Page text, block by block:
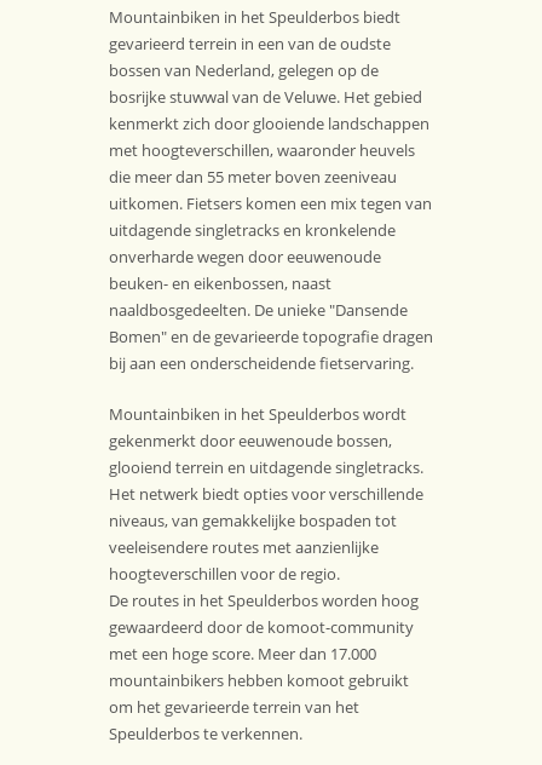
Mountainbiken in het Speulderbos biedt
gevarieerd terrein in een van de oudste
bossen van Nederland, gelegen op de
bosrijke stuwwal van de Veluwe. Het gebied
kenmerkt zich door glooiende landschappen
met hoogteverschillen, waaronder heuvels
die meer dan 55 meter boven zeeniveau
uitkomen. Fietsers komen een mix tegen van
uitdagende singletracks en kronkelende
onverharde wegen door eeuwenoude
beuken- en eikenbossen, naast
naaldbosgedeelten. De unieke "Dansende
Bomen" en de gevarieerde topografie dragen
bij aan een onderscheidende fietservaring.
Mountainbiken in het Speulderbos wordt
gekenmerkt door eeuwenoude bossen,
glooiend terrein en uitdagende singletracks.
Het netwerk biedt opties voor verschillende
niveaus, van gemakkelijke bospaden tot
veeleisendere routes met aanzienlijke
hoogteverschillen voor de regio.
De routes in het Speulderbos worden hoog
gewaardeerd door de komoot-community
met een hoge score. Meer dan 17.000
mountainbikers hebben komoot gebruikt
om het gevarieerde terrein van het
Speulderbos te verkennen.